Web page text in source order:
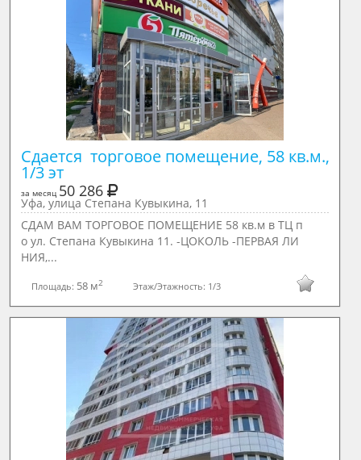
Сдается  торговое помещение, 58 кв.м.,
1/3 эт
за месяц 50 286
Уфа, улица Степана Кувыкина, 11
СДАМ ВАМ ТОРГОВОЕ ПОМЕЩЕНИЕ 58 кв.м в ТЦ п
о ул. Степана Кувыкина 11. -ЦОКОЛЬ -ПЕРВАЯ ЛИ
НИЯ,...
Площадь: 58 м2 Этаж/Этажность: 1/3